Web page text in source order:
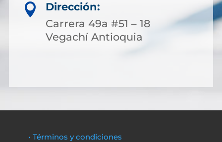

Dirección:
Carrera 49a #51 – 18
Vegachí Antioquia
• Términos y condiciones